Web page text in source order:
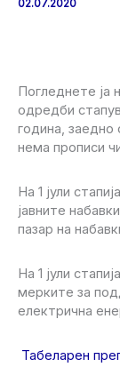
02.07.2020
Погледнете ја
одредби
година, заедно
нема прописи
На 1 јули
јавните
пазар на
На 1 јули
мерките за
електрична
Табеларен